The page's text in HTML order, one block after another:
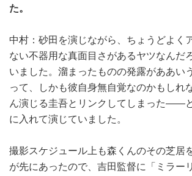
た。
中村：砂田を演じながら、ちょうどよく
ない不器用な真面目さがあるヤツなんだ
いました。溜まったものの発露がああい
って、しかも彼自身無自覚なのかもしれ
ん演じる圭吾とリンクしてしまった――
に入れて演じていました。
撮影スケジュール上も森くんのその芝居
が先にあったので、吉田監督に「ミラー